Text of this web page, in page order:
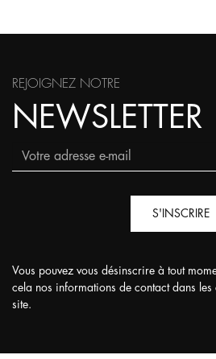
REJOIGNEZ NOTRE
NEWSLETTER
S'INSCRIRE
Vous pouvez vous désinscrire à tout
cela nos informations de contact dans
site.